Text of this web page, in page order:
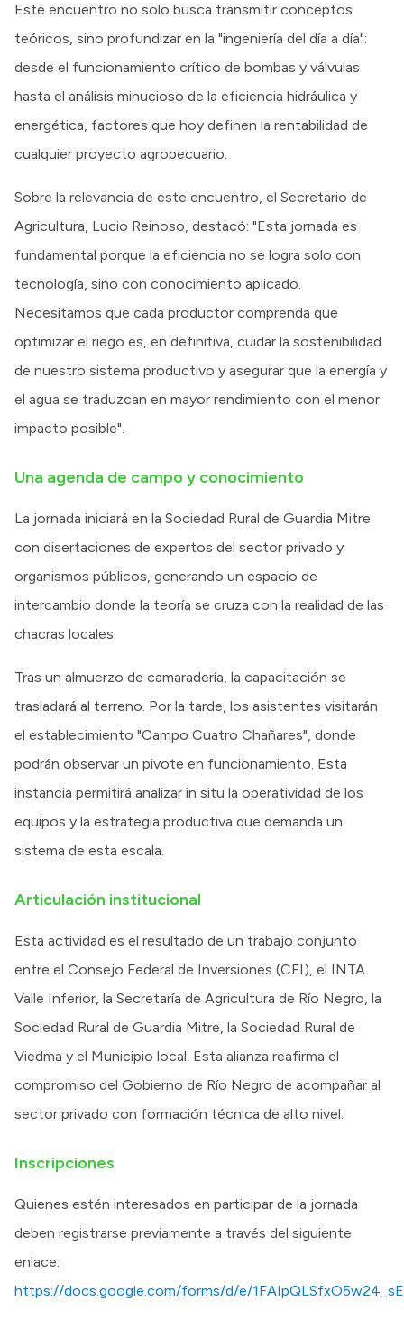
Este encuentro no solo busca transmitir conceptos
teóricos, sino profundizar en la "ingeniería del día a día":
desde el funcionamiento crítico de bombas y válvulas
hasta el análisis minucioso de la eficiencia hidráulica y
energética, factores que hoy definen la rentabilidad de
cualquier proyecto agropecuario.
Sobre la relevancia de este encuentro, el Secretario de
Agricultura, Lucio Reinoso, destacó: "Esta jornada es
fundamental porque la eficiencia no se logra solo con
tecnología, sino con conocimiento aplicado.
Necesitamos que cada productor comprenda que
optimizar el riego es, en definitiva, cuidar la sostenibilidad
de nuestro sistema productivo y asegurar que la energía y
el agua se traduzcan en mayor rendimiento con el menor
impacto posible".
Una agenda de campo y conocimiento
La jornada iniciará en la Sociedad Rural de Guardia Mitre
con disertaciones de expertos del sector privado y
organismos públicos, generando un espacio de
intercambio donde la teoría se cruza con la realidad de las
chacras locales.
Tras un almuerzo de camaradería, la capacitación se
trasladará al terreno. Por la tarde, los asistentes visitarán
el establecimiento "Campo Cuatro Chañares", donde
podrán observar un pivote en funcionamiento. Esta
instancia permitirá analizar in situ la operatividad de los
equipos y la estrategia productiva que demanda un
sistema de esta escala.
Articulación institucional
Esta actividad es el resultado de un trabajo conjunto
entre el Consejo Federal de Inversiones (CFI), el INTA
Valle Inferior, la Secretaría de Agricultura de Río Negro, la
Sociedad Rural de Guardia Mitre, la Sociedad Rural de
Viedma y el Municipio local. Esta alianza reafirma el
compromiso del Gobierno de Río Negro de acompañar al
sector privado con formación técnica de alto nivel.
Inscripciones
Quienes estén interesados en participar de la jornada
deben registrarse previamente a través del siguiente
enlace:
https://docs.google.com/forms/d/e/